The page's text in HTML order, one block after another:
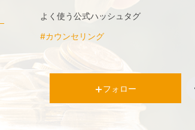
よく使う公式ハッシュタグ
#カウンセリング
フォロー